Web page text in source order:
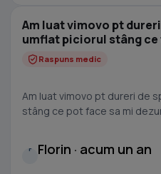
Am luat vimovo pt
umflat piciorul stâng ce
Raspuns medic
Am luat vimovo pt dureri de
stâng ce pot face sa mi
F Florin · acum un an